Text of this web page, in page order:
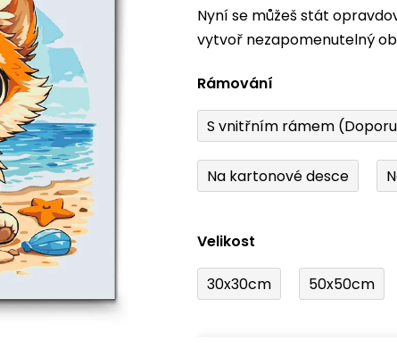
produktu
je
z
5
hvězdiček.
Nyní se můžeš stát
vytvoř nezapomenutelný
Rámování
S vnitřním rámem
Na kartonové desce
Velikost
30x30cm 50x50cm